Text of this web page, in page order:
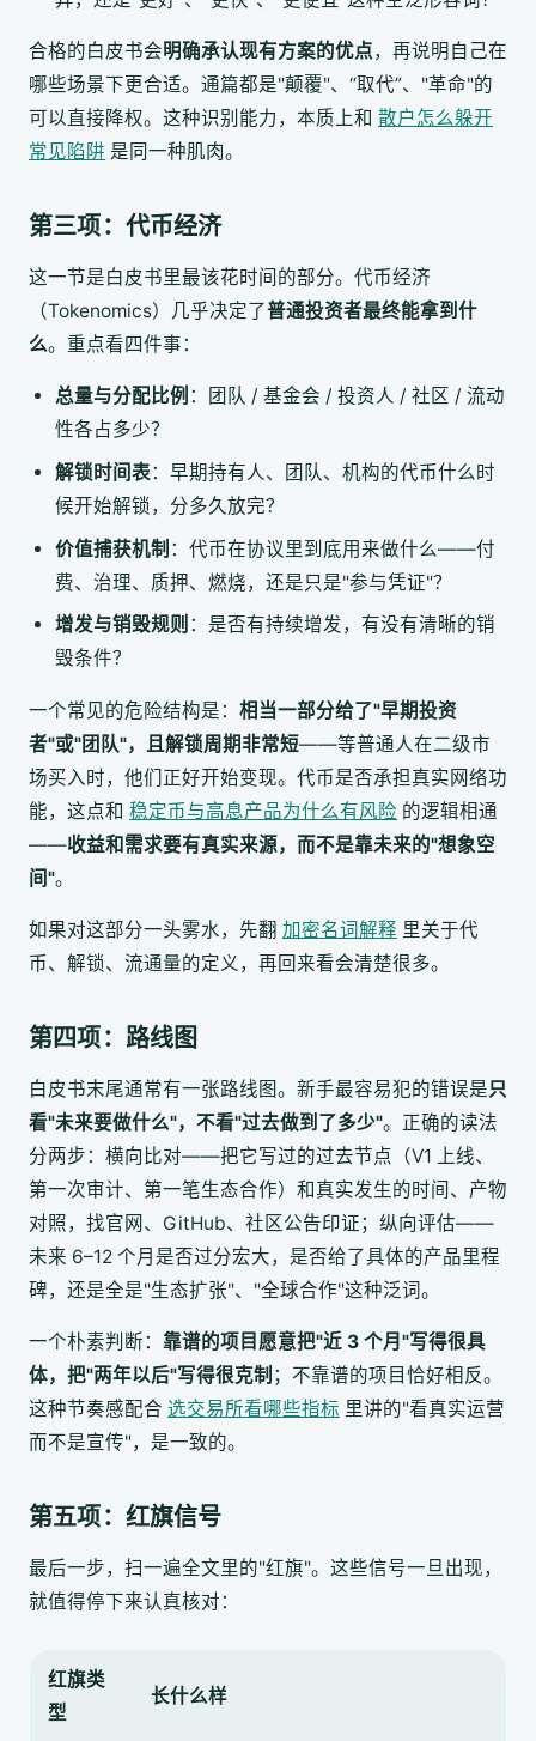
合格的白皮书会明确承认现有方案的优点，再说明自己在
哪些场景下更合适。通篇都是"颠覆"、“取代”、"革命"的
可以直接降权。这种识别能力，本质上和 散户怎么躲开
常见陷阱 是同一种肌肉。
第三项：代币经济
这一节是白皮书里最该花时间的部分。代币经济
（Tokenomics）几乎决定了普通投资者最终能拿到什
么。重点看四件事：
总量与分配比例 ：团队 / 基金会 / 投资人 / 社区 / 流动
性各占多少？
解锁时间表：早期持有人、团队、机构的代币什么时
候开始解锁，分多久放完？
价值捕获机制 ：代币在协议里到底用来做什么——付
费、治理、质押、燃烧，还是只是"参与凭证"？
增发与销毁规则 ：是否有持续增发，有没有清晰的销
毁条件？
一个常见的危险结构是： 相当一部分给了"早期投资
者"或"团队"，且解锁周期非常短——等普通人在二级市
场买入时，他们正好开始变现。代币是否承担真实网络功
能，这点和 稳定币与高息产品为什么有风险 的逻辑相通
——收益和需求要有真实来源，而不是靠未来的"想象空
间"。
如果对这部分一头雾水，先翻 加密名词解释 里关于代
币、解锁、流通量的定义，再回来看会清楚很多。
第四项：路线图
白皮书末尾通常有一张路线图。新手最容易犯的错误是只
看"未来要做什么"，不看"过去做到了多少"。正确的读法
分两步：横向比对——把它写过的过去节点（V1 上线、
第一次审计、第一笔生态合作）和真实发生的时间、产物
对照，找官网、GitHub、社区公告印证；纵向评估——
未来 6–12 个月是否过分宏大，是否给了具体的产品里程
碑，还是全是"生态扩张"、"全球合作"这种泛词。
一个朴素判断： 靠谱的项目愿意把"近 3 个月"写得很具
体，把"两年以后"写得很克制 ；不靠谱的项目恰好相反。
这种节奏感配合 选交易所看哪些指标 里讲的"看真实运营
而不是宣传"，是一致的。
第五项：红旗信号
最后一步，扫一遍全文里的"红旗"。这些信号一旦出现，
就值得停下来认真核对：
红旗类
型
长什么样